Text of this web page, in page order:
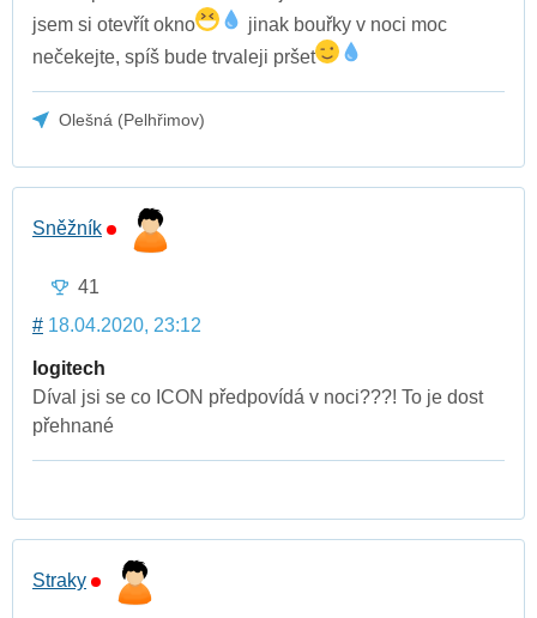
jsem si otevřít okno
jinak bouřky v noci moc
nečekejte, spíš bude trvaleji pršet
Olešná (Pelhřimov)
Sněžník
41
# 18.04.2020, 23:12
logitech
Díval jsi se co ICON předpovídá v noci???! To je dost
přehnané
Straky